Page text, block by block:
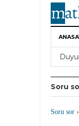
Soru
Soru sor ›